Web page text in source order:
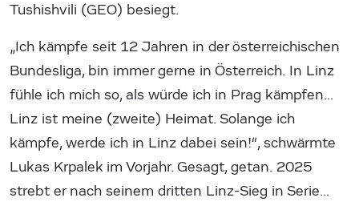
Tushishvili (GEO) besiegt.
„Ich kämpfe seit 12 Jahren in der österreichischen
Bundesliga, bin immer gerne in Österreich. In Linz
fühle ich mich so, als würde ich in Prag kämpfen…
Linz ist meine (zweite) Heimat. Solange ich
kämpfe, werde ich in Linz dabei sein!“, schwärmte
Lukas Krpalek im Vorjahr. Gesagt, getan. 2025
strebt er nach seinem dritten Linz-Sieg in Serie…